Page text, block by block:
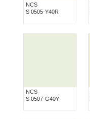
NCS
S 0505-Y40R
NCS
S 0507-G40Y